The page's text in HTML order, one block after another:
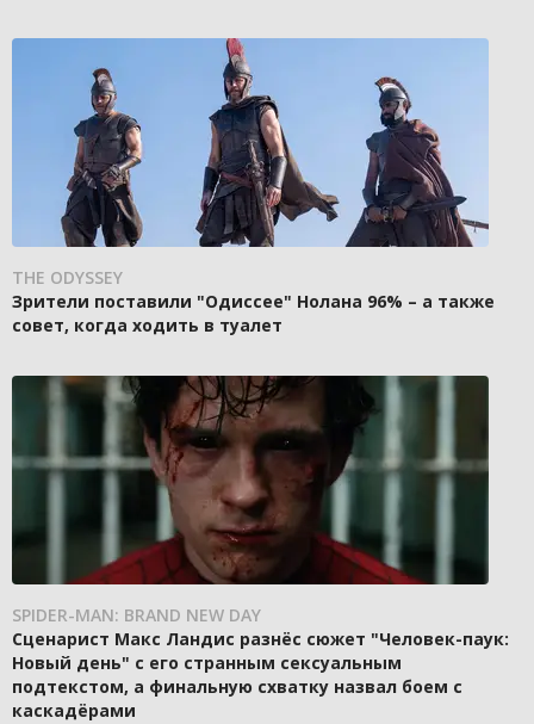
THE ODYSSEY
Зрители поставили "Одиссее" Нолана 96% – а также
совет, когда ходить в туалет
SPIDER-MAN: BRAND NEW DAY
Сценарист Макс Ландис разнёс сюжет "Человек-паук:
Новый день" с его странным сексуальным
подтекстом, а финальную схватку назвал боем с
каскадёрами